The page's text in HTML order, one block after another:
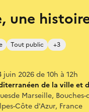
une
Tout public +3
2026 de 10h à 12h
de la ville et
Marseille,
Côte d'Azur, France